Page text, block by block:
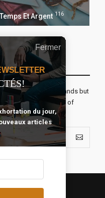
Temps Et Argent 116
Matin
not in seeking new lands but
secret destinations of
Fermer
du jour,
articles